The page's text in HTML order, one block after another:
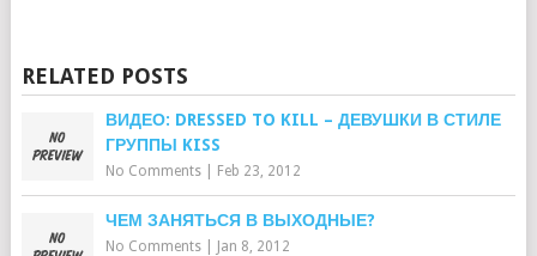
RELATED POSTS
ВИДЕО: DRESSED TO KILL – ДЕВУШКИ В СТИЛЕ
ГРУППЫ KISS
No Comments| Feb 23, 2012
ЧЕМ ЗАНЯТЬСЯ В ВЫХОДНЫЕ?
No Comments| Jan 8, 2012